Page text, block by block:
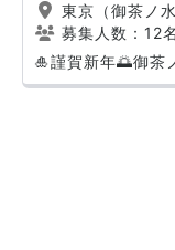
東京（御茶ノ
募集人数：12名
🎍謹賀新年🌅御茶